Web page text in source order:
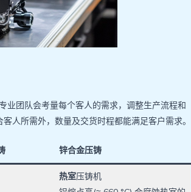
业团队会考量每个客人的需求，调整生产流程和
人所需外，数量及交货时程都能满足客户需求。
锌合金压铸
热室压铸机